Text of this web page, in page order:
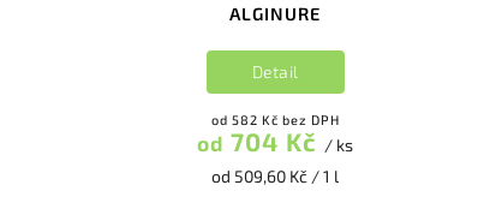
ALGINURE
od 582 Kč bez DPH
od 704 Kč / ks
od 509,60 Kč / 1 l
Detail